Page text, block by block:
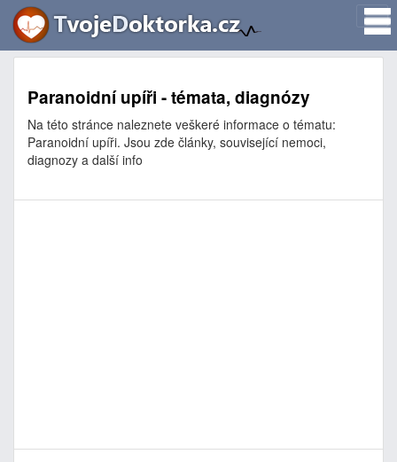
Paranoidní upíři - témata, diagnózy
Na této stránce naleznete veškeré informace o tématu:
Paranoidní upíři. Jsou zde články, související nemoci,
diagnozy a další info